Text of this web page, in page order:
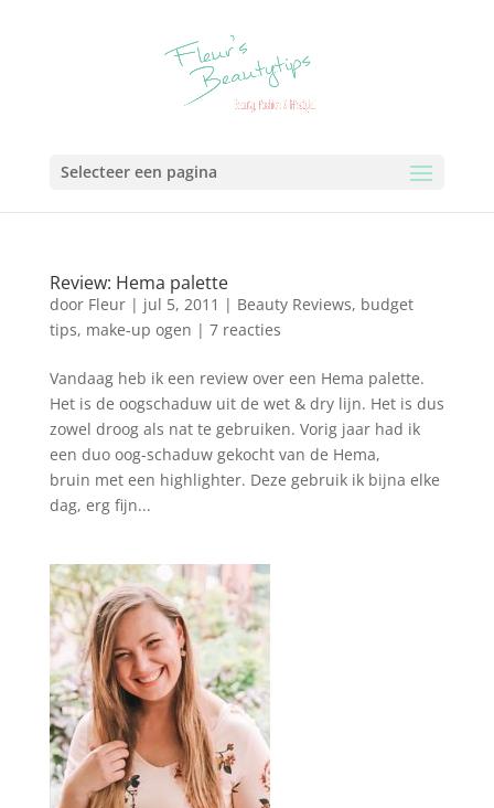
Selecteer een pagina
Review: Hema palette
door Fleur| jul 5, 2011 | Beauty Reviews, budget
tips, make-up ogen | 7 reacties
Vandaag heb ik een review over een Hema palette.
Het is de oogschaduw uit de wet & dry lijn. Het is dus
zowel droog als nat te gebruiken. Vorig jaar had ik
een duo oog-schaduw gekocht van de Hema,
bruin met een highlighter. Deze gebruik ik bijna elke
dag, erg fijn...